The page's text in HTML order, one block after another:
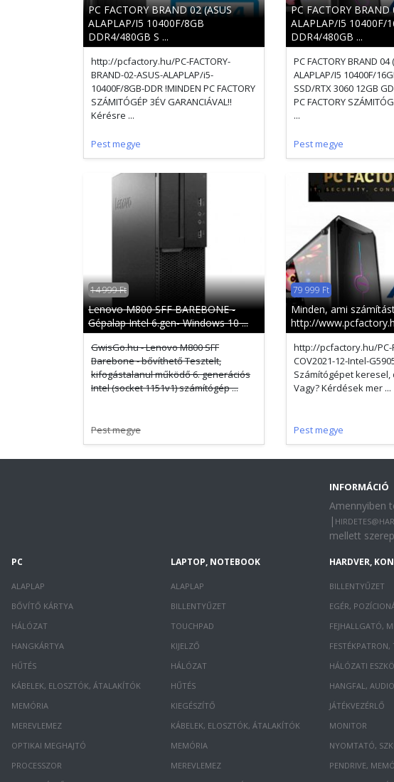
PC FACTORY BRAND 02 (ASUS
ALAPLAP/I5 10400F/8GB
DDR4/480GB S ...
http://pcfactory.hu/PC-FACTORY-
BRAND-02-ASUS-ALAPLAP/i5-
10400F/8GB-DDR !MINDEN PC FACTORY
SZÁMITÓGÉP 3ÉV GARANCIÁVAL!!
Kérésre ...
Pest megye
PC FACTORY BRAND
ALAPLAP/I5 10400F/
DDR4/480GB ...
PC FACTORY BRAND 04
ALAPLAP/I5 10400F/
SSD/RTX 3060 12GB
PC FACTORY
...
Pest megye
14 999 Ft
Lenovo M800 SFF BAREBONE -
Gépalap Intel 6.gen- Windows 10 ...
GwisGo.hu - Lenovo M800 SFF
Barebone - bővíthető Tesztelt,
kifogástalanul működő 6. generációs
Intel (socket 1151v1) számítógép ...
Pest megye
79 999 Ft
Minden, ami
http://
http://pcfactory.hu/PC-
COV2021-12-Intel-
Számítógépet
Vagy? Kérdések mer ...
Pest megye
INFORMÁCIÓ
Amennyiben
|
mellett
PC
ALAPLAP
BŐVÍTŐ KÁRTYA
HÁLÓZAT
HANGKÁRTYA
HŰTÉS
KÁBELEK, ELOSZTÓK, ÁTALAKÍTÓK
MEMÓRIA
MEREVLEMEZ
OPTIKAI MEGHAJTÓ
PROCESSZOR
LAPTOP, NOTEBOOK
ALAPLAP
BILLENTYŰZET
TOUCHPAD
KIJELZŐ
HÁLÓZAT
HŰTÉS
KIEGÉSZÍTŐ
KÁBELEK, ELOSZTÓK, ÁTALAKÍTÓK
MEMÓRIA
MEREVLEMEZ
HARDVER,
BILLENTYŰZET
EGÉR,
FEJHALLGATÓ,
FESTÉKPATRON,
HÁLÓZATI
HANGFAL,
JÁTÉKVEZÉRLŐ
MONITOR
NYOMTATÓ,
PENDRIVE,